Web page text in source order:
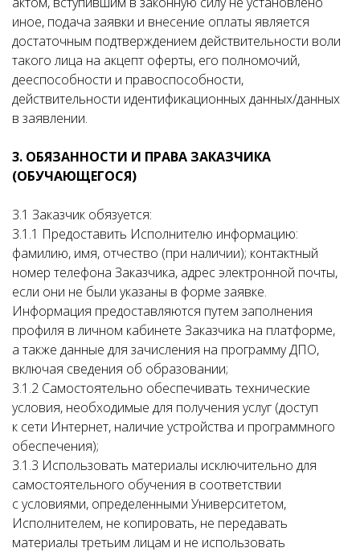
иное, подача заявки и внесение оплаты является
достаточным подтверждением действительности воли
такого лица на акцепт оферты, его полномочий,
дееспособности и правоспособности,
действительности идентификационных данных/данных
в заявлении.
3. ОБЯЗАННОСТИ И ПРАВА ЗАКАЗЧИКА
(ОБУЧАЮЩЕГОСЯ)
3.1 Заказчик обязуется:
3.1.1 Предоставить Исполнителю информацию:
фамилию, имя, отчество (при наличии); контактный
номер телефона Заказчика, адрес электронной почты,
если они не были указаны в форме заявке.
Информация предоставляются путем заполнения
профиля в личном кабинете Заказчика на платформе,
а также данные для зачисления на программу ДПО,
включая сведения об образовании;
3.1.2 Самостоятельно обеспечивать технические
условия, необходимые для получения услуг (доступ
к сети Интернет, наличие устройства и программного
обеспечения);
3.1.3 Использовать материалы исключительно для
самостоятельного обучения в соответствии
с условиями, определенными Университетом,
Исполнителем, не копировать, не передавать
материалы третьим лицам и не использовать